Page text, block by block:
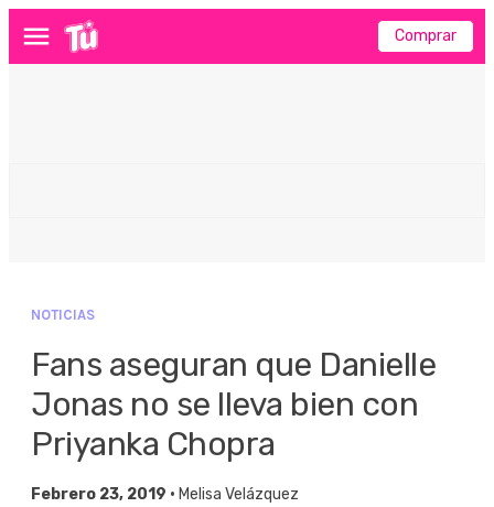
Menú Comprar
NOTICIAS
Fans aseguran que Danielle
Jonas no se lleva bien con
Priyanka Chopra
Febrero 23, 2019 • Melisa Velázquez